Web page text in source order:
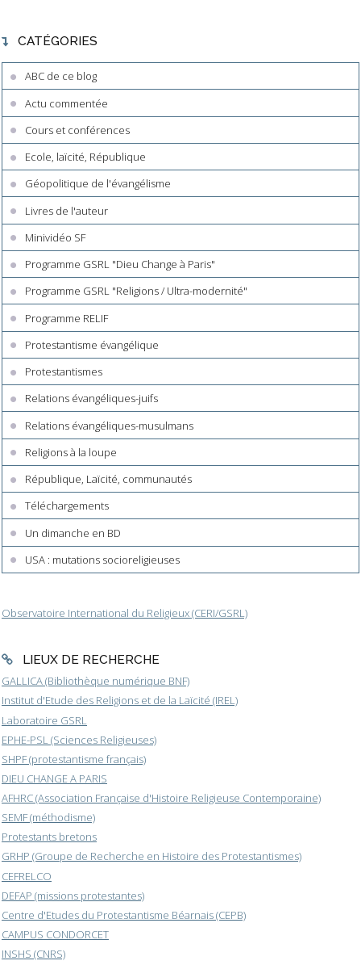
CATÉGORIES
ABC de ce blog
Actu commentée
Cours et conférences
Ecole, laïcité, République
Géopolitique de l'évangélisme
Livres de l'auteur
Minividéo SF
Programme GSRL "Dieu Change à Paris"
Programme GSRL "Religions / Ultra-modernité"
Programme RELIF
Protestantisme évangélique
Protestantismes
Relations évangéliques-juifs
Relations évangéliques-musulmans
Religions à la loupe
République, Laïcité, communautés
Téléchargements
Un dimanche en BD
USA : mutations socioreligieuses
Observatoire International du Religieux (CERI/GSRL)
LIEUX DE RECHERCHE
GALLICA (Bibliothèque numérique BNF)
Institut d'Etude des Religions et de la Laïcité (IREL)
Laboratoire GSRL
EPHE-PSL (Sciences Religieuses)
SHPF (protestantisme français)
DIEU CHANGE A PARIS
AFHRC (Association Française d'Histoire Religieuse Contemporaine)
SEMF (méthodisme)
Protestants bretons
GRHP (Groupe de Recherche en Histoire des Protestantismes)
CEFRELCO
DEFAP (missions protestantes)
Centre d'Etudes du Protestantisme Béarnais (CEPB)
CAMPUS CONDORCET
INSHS (CNRS)